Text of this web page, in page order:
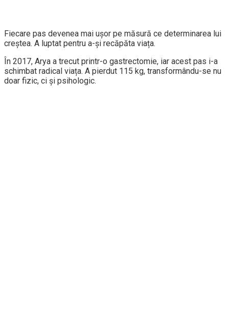
Fiecare pas devenea mai ușor pe măsură ce determinarea lui
creștea. A luptat pentru a-și recăpăta viața.
În 2017, Arya a trecut printr-o gastrectomie, iar acest pas i-a
schimbat radical viața. A pierdut 115 kg, transformându-se nu
doar fizic, ci și psihologic.